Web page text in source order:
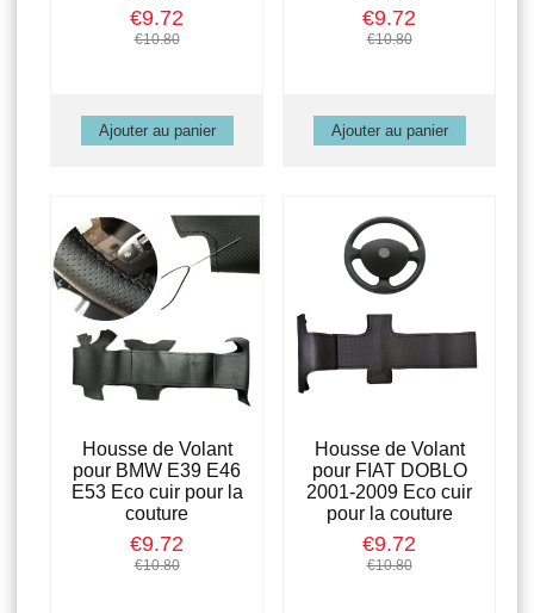
€9.72
€10.80
€9.72
€10.80
Housse de Volant
pour BMW E39 E46
E53 Eco cuir pour la
couture
€9.72
€10.80
Housse de Volant
pour FIAT DOBLO
2001-2009 Eco cuir
pour la couture
€9.72
€10.80